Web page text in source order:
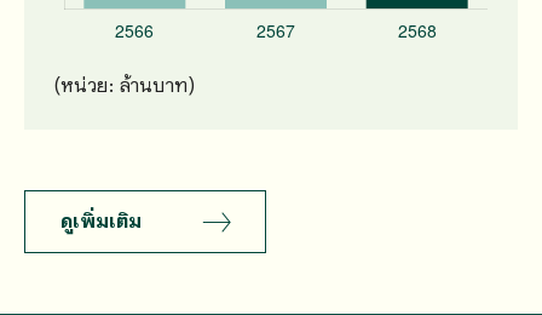
(หน่วย: ล้านบาท)
ดูเพิ่มเติม